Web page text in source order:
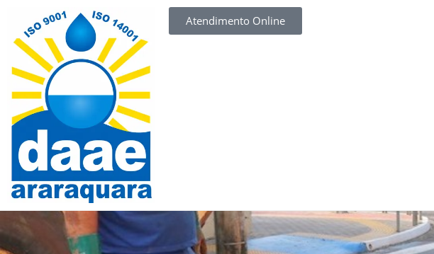
Atendimento Online